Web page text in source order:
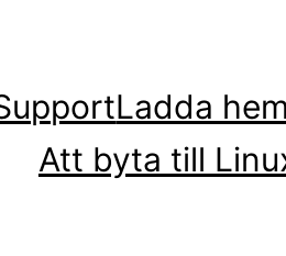
Ladda
Att byta till